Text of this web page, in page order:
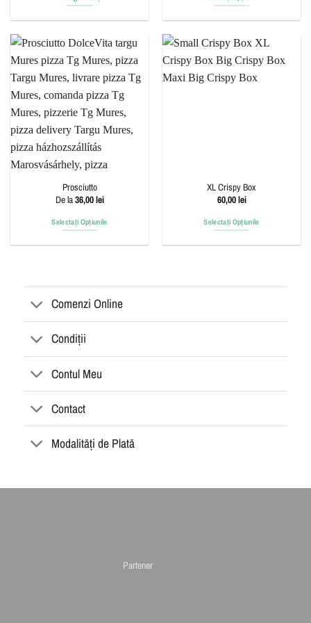
Prosciutto
De la36,00lei
Selectați Opțiunile
multe
variații.
Opțiunile
pot
fi
alese
produsului.
XL Crispy Box
60,00lei
Selectați Opțiunile
Comenzi Online
Condiții
Contul Meu
Contact
Modalități de Plată
Partener